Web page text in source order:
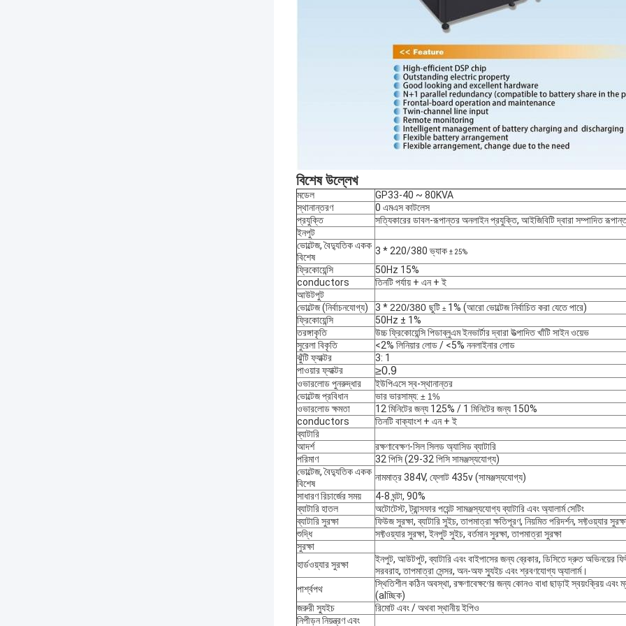
বিশেষ উল্লেখ
মডেল
GP33-40 ~ 80KVA
স্থানান্তরণ
0 এমএস কাটলেস
প্রযুক্তি
সত্যিকারের ডাবল-রূপান্তর অনলাইন প্রযুক্তি, আইজিবিটি দ্বারা সম্পাদিত
ইনপুট
ভোল্টেজ, বৈদ্যুতিক একক
বিশেষ
3 * 220/380 ভ্যাক ± 25%
ফ্রিকোয়েন্সি
50Hz 15%
conductors
তিনটি পর্যায় + এন + ই
আউটপুট
ভোল্টেজ (নির্বাচনযোগ্য)
3 * 220/380 ছুটি ±1% (আরো ভোল্টেজ নির্বাচিত করা যেতে পারে)
ফ্রিকোয়েন্সি
50Hz ± 1%
তরঙ্গাকৃতি
উচ্চ ফ্রিকোয়েন্সি পিডাব্লুএম ইনভার্টার দ্বারা উত্পাদিত খাঁটি সাইন ওয়েভ
সুরেলা বিকৃতি
<2% লিনিয়ার লোড / <5% ননলাইনার লোড
ঝুঁটি ফ্যাক্টর
3: 1
পাওয়ার ফ্যাক্টর
≥0.9
ওভারলোড পুনরুদ্ধার
ইউপিএসে স্ব-স্থানান্তর
ভোল্টেজ প্রবিধান
ভার ভারসাম্য: ± 1%
ওভারলোড ক্ষমতা
12 মিনিটের জন্য 125% / 1 মিনিটের জন্য 150%
conductors
তিনটি বাক্যাংশ + এন + ই
ব্যাটারি
আদর্শ
রক্ষণাবেক্ষণ-সিল সিলড অ্যাসিড ব্যাটারি
পরিমাণ
32 পিসি (29-32 পিসি সামঞ্জস্যযোগ্য)
ভোল্টেজ, বৈদ্যুতিক একক
বিশেষ
নামমাত্র 384V, ফ্লোট 435v (সামঞ্জস্যযোগ্য)
সাধারণ রিচার্জের সময়
4-8 ঘন্টা, 90%
ব্যাটারি হাতল
অটোটেস্ট, ট্রান্সফার পয়েন্ট সামঞ্জস্যযোগ্য ব্যাটারি এবং অ্যালার্ম সেটিং
ব্যাটারি সুরক্ষা
ফিউজ সুরক্ষা, ব্যাটারি সুইচ, তাপমাত্রা ক্ষতিপূরণ, নিয়মিত পরিদর্শন, সফ্টওয়্যার
শুদ্ধি
সফ্টওয়্যার সুরক্ষা, ইনপুট সুইচ, বর্তমান সুরক্ষা, তাপমাত্রা সুরক্ষা
সুরক্ষা
হার্ডওয়্যার সুরক্ষা
ইনপুট, আউটপুট, ব্যাটারি এবং বাইপাসের জন্য ব্রেকার, ডিসিতে দ্রুত অভিনয়ের
সরবরাহ, তাপমাত্রা সেন্সর, অন-অফ স্যুইচ এবং শ্রবণযোগ্য অ্যালার্ম।
পার্শ্বপথ
স্থিতিশীল কঠিন অবস্থা, রক্ষণাবেক্ষণের জন্য কোনও বাধা ছাড়াই স্বয়ংক্রিয় এবং
(alচ্ছিক)
জরুরী স্যুইচ
রিমোট এবং / অথবা স্থানীয় ইপিও
নিপীড়ন নিয়ন্ত্রণ এবং